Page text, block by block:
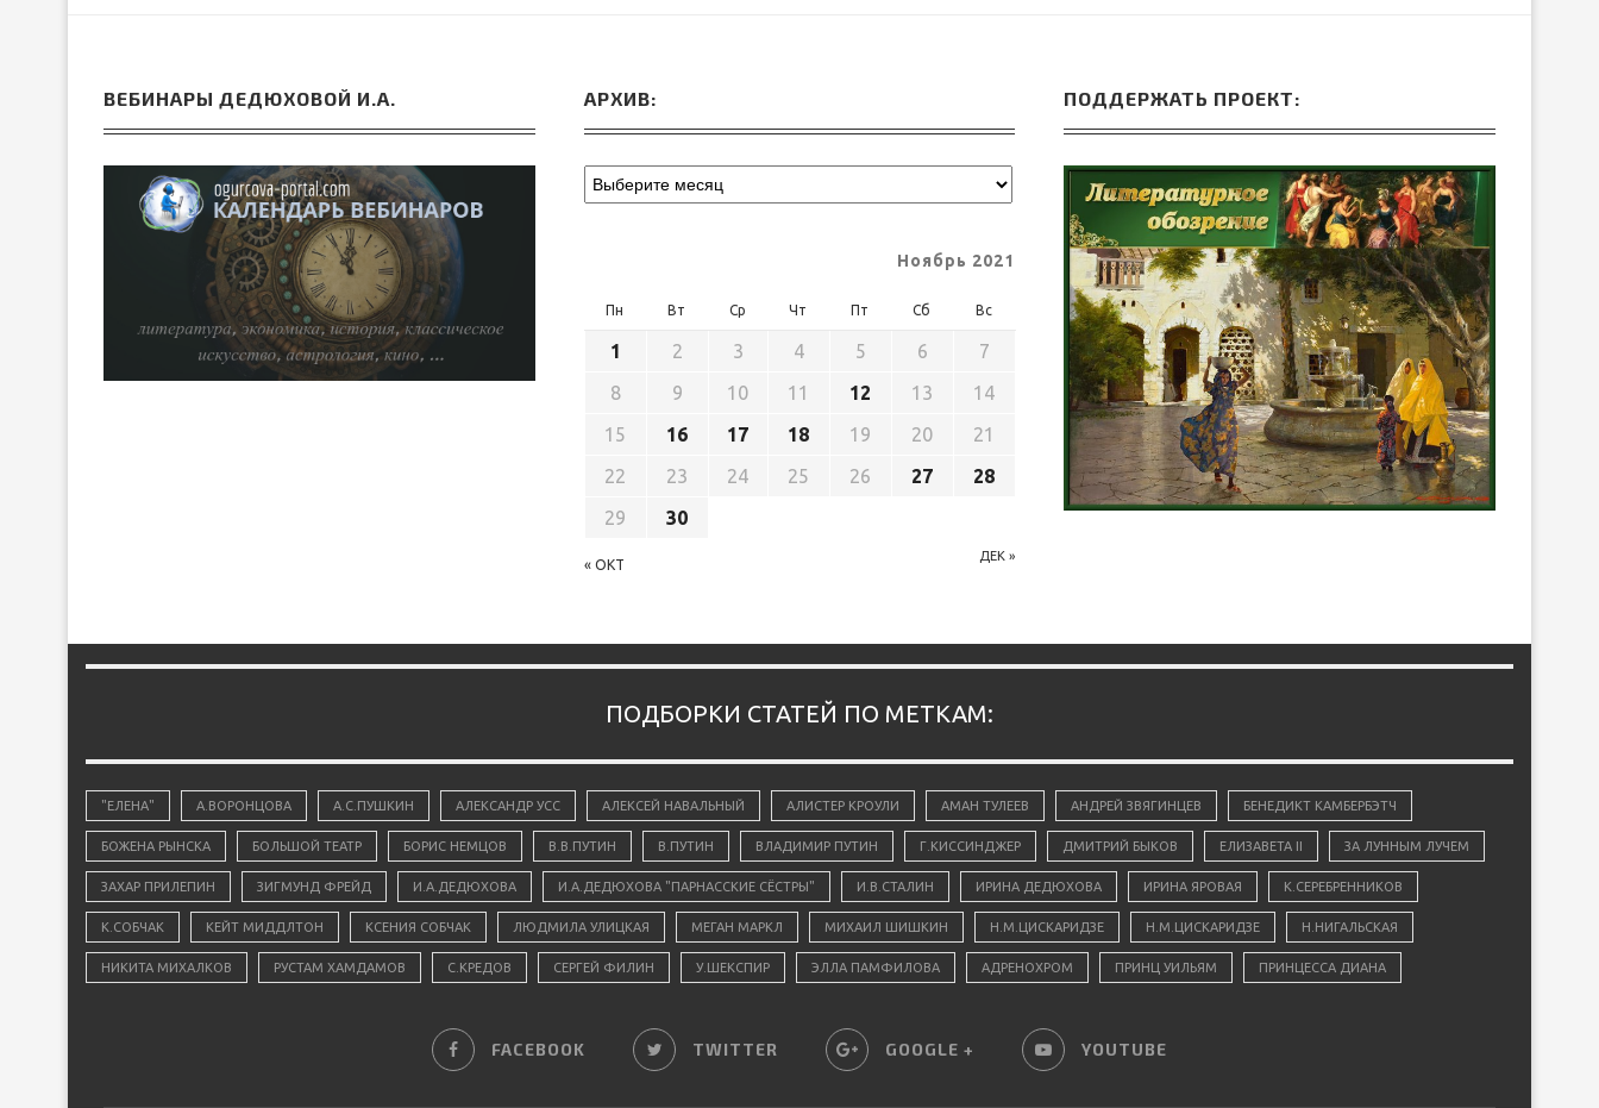
ВЕБИНАРЫ ДЕДЮХОВОЙ И.А. АРХИВ:
Ноябрь 2021
Пн Вт Ср Чт Пт Сб Вс
« ОКТ
ДЕК »
1 2 3 4 5 6
7
8
9 10 11 12 13
14
15
16 17 18 19 20
21
22
23 24 25 26 27
28
29
30
ПОДДЕРЖАТЬ ПРОЕКТ:
ПОДБОРКИ СТАТЕЙ ПО МЕТКАМ:
"ЕЛЕНА" А.ВОРОНЦОВА А.С.ПУШКИН АЛЕКСАНДР УСС АЛЕКСЕЙ НАВАЛЬНЫЙ АЛИСТЕР КРОУЛИ АМАН ТУЛЕЕВ АНДРЕЙ ЗВЯГИНЦЕВ БЕНЕДИКТ КАМБЕРБЭТЧ
БОЖЕНА РЫНСКА БОЛЬШОЙ ТЕАТР БОРИС НЕМЦОВ В.В.ПУТИН В.ПУТИН ВЛАДИМИР ПУТИН Г.КИССИНДЖЕР ДМИТРИЙ БЫКОВ ЕЛИЗАВЕТА II ЗА ЛУННЫМ ЛУЧЕМ
ЗАХАР ПРИЛЕПИН ЗИГМУНД ФРЕЙД И.А.ДЕДЮХОВА И.А.ДЕДЮХОВА "ПАРНАССКИЕ СЁСТРЫ" И.В.СТАЛИН ИРИНА ДЕДЮХОВА ИРИНА ЯРОВАЯ К.СЕРЕБРЕННИКОВ
К.СОБЧАК КЕЙТ МИДДЛТОН КСЕНИЯ СОБЧАК ЛЮДМИЛА УЛИЦКАЯ МЕГАН МАРКЛ МИХАИЛ ШИШКИН Н.М.ЦИСКАРИДЗЕ Н.М.ЦИСКАРИДЗЕ Н.НИГАЛЬСКАЯ
НИКИТА МИХАЛКОВ РУСТАМ ХАМДАМОВ С.КРЕДОВ СЕРГЕЙ ФИЛИН У.ШЕКСПИР ЭЛЛА ПАМФИЛОВА АДРЕНОХРОМ ПРИНЦ УИЛЬЯМ ПРИНЦЕССА ДИАНА
FACEBOOK TWITTER GOOGLE + YOUTUBE